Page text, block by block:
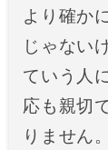
より確か
じゃない
ていう人
応も親切
りません